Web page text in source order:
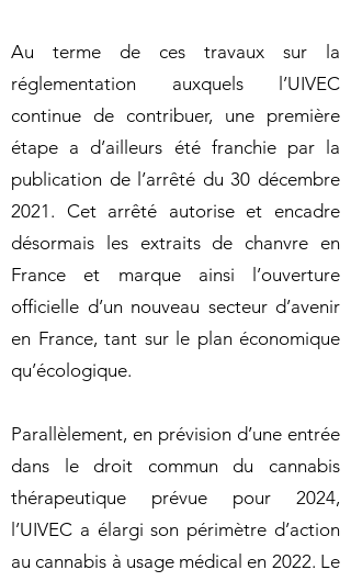
Au terme de ces travaux sur la
réglementation auxquels l’UIVEC
continue de contribuer, une première
étape a d’ailleurs été franchie par la
publication de l’arrêté du 30 décembre
2021. Cet arrêté autorise et encadre
désormais les extraits de chanvre en
France et marque ainsi l’ouverture
officielle d’un nouveau secteur d’avenir
en France, tant sur le plan économique
qu’écologique.
Parallèlement, en prévision d’une entrée
dans le droit commun du cannabis
thérapeutique prévue pour 2024,
l’UIVEC a élargi son périmètre d’action
au cannabis à usage médical en 2022. Le